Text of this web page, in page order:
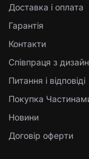
Доставка і оплата
Гарантія
Контакти
Співпраця з
Питання і відповіді
Покупка
Новини
Договір оферти